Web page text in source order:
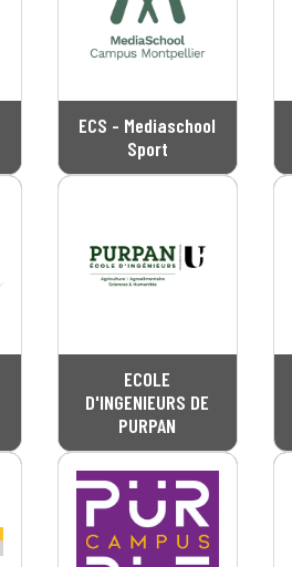
ECS - Mediaschool
Sport
ECOLE
D'INGENIEURS DE
PURPAN